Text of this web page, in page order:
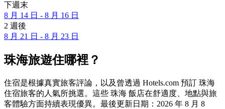
下週末
8 月 14 日 - 8 月 16 日
2 週後
8 月 21 日 - 8 月 23 日
珠海旅遊住哪裡？
住宿是根據真實旅客評論，以及曾透過 Hotels.com 預訂 珠海
住宿旅客的人氣所挑選。這些 珠海 飯店在舒適度、地點與旅
客體驗方面持續表現優異。最後更新日期： 2026 年 8 月 8